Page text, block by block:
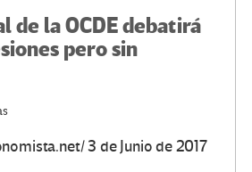
de la OCDE debatirá
pero sin
3 de Junio de 2017